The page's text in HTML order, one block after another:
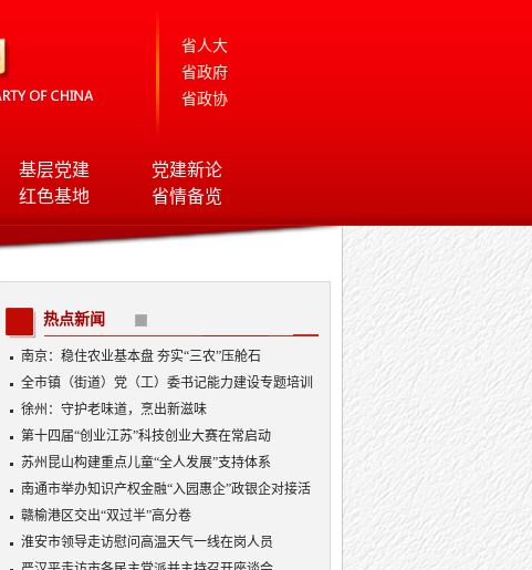
省人大
省政府
省政协
基层党建
党建新论
红色基地 省情备览
热点新闻
南京：稳住农业基本盘 夯实“三农”压舱石
全市镇（街道）党（工）委书记能力建设专题培训
班开班
徐州：守护老味道，烹出新滋味
第十四届“创业江苏”科技创业大赛在常启动
苏州昆山构建重点儿童“全人发展”支持体系
南通市举办知识产权金融“入园惠企”政银企对接活
动
赣榆港区交出“双过半”高分卷
淮安市领导走访慰问高温天气一线在岗人员